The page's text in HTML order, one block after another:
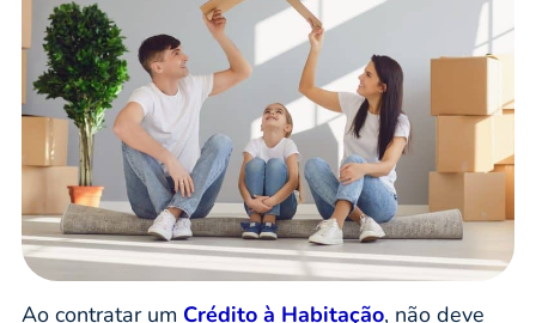
Ao contratar um Crédito à Habitação, não deve